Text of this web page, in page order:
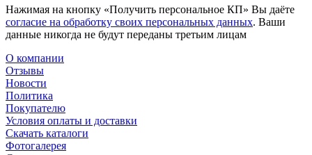
Нажимая на кнопку «Получить персональное КП» Вы даёте
согласие на обработку своих персональных данных. Ваши
данные никогда не будут переданы третьим лицам
О компании
Отзывы
Новости
Политика
Покупателю
Условия оплаты и доставки
Скачать каталоги
Фотогалерея